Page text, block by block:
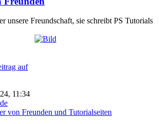
unsere Freundschaft, sie schreibt PS Tutorials
auf
11:34
von Freunden und Tutorialseiten